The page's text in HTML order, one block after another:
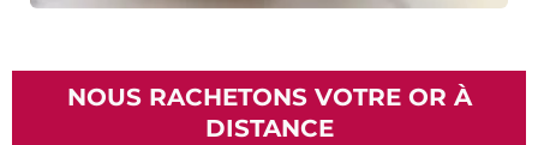
NOUS RACHETONS VOTRE OR À
DISTANCE